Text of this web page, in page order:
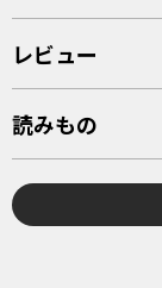
レビュー
読みもの